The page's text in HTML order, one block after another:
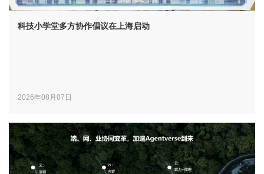
科技小学堂多方协作倡议在上海启动
2026年08月07日